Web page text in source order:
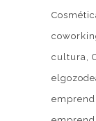
cultura